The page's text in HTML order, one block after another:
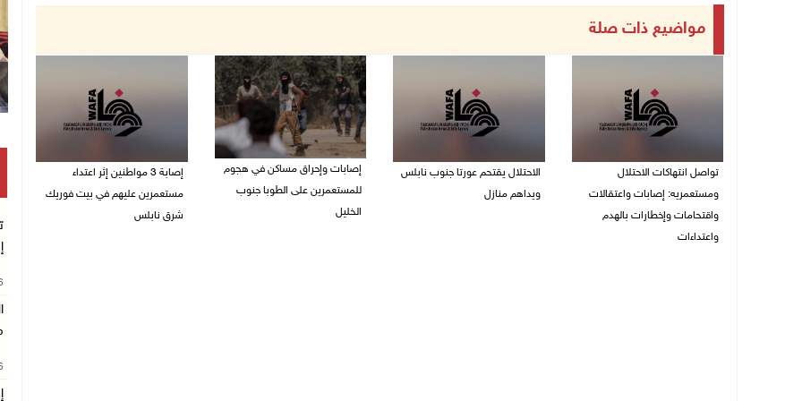
مواضيع ذات صلة
تواصل انتهاكات الاحتلال
ومستعمريه: إصابات واعتقالات
واقتحامات وإخطارات بالهدم
واعتداءات
الاحتلال يقتحم عورتا جنوب نابلس
ويداهم منازل
إصابات وإحراق مساكن في هجوم
للمستعمرين على الطوبا جنوب
الخليل
إصابة 3 مواطنين إثر اعتداء
مستعمرين عليهم في بيت فوريك
شرق نابلس